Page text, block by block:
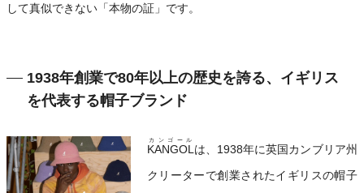
して真似できない「本物の証」です。
1938年創業で80年以上の歴史を誇る、イギリス
を代表する帽子ブランド
KANGOL
カンゴール
は、1938年に英国カンブリア州
クリーターで創業されたイギリスの帽子